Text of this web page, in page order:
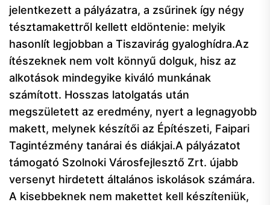
jelentkezett a pályázatra, a zsűrinek így négy
tésztamakettről kellett eldöntenie: melyik
hasonlít legjobban a Tiszavirág gyaloghídra.Az
ítészeknek nem volt könnyű dolguk, hisz az
alkotások mindegyike kiváló munkának
számított. Hosszas latolgatás után
megszületett az eredmény, nyert a legnagyobb
makett, melynek készítői az Építészeti, Faipari
Tagintézmény tanárai és diákjai.A pályázatot
támogató Szolnoki Városfejlesztő Zrt. újabb
versenyt hirdetett általános iskolások számára.
A kisebbeknek nem makettet kell készíteniük,